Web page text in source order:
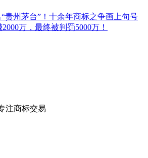
贵州茅台”！十余年商标之争画上句号
万，最终被判罚5000万！
注商标交易